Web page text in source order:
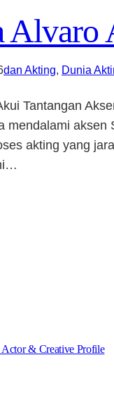
Alvaro
dan Akting, Dunia
Tantangan
mendalami aksen
akting yang
& Creative Profile